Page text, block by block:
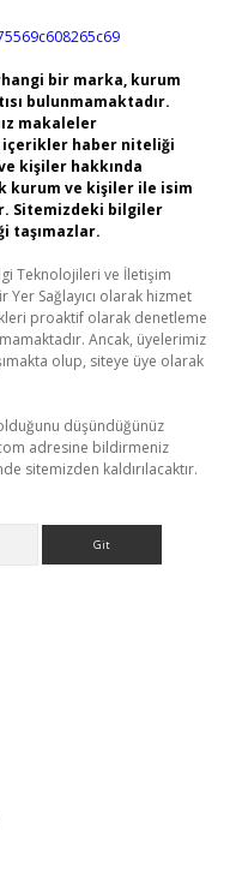
bir marka, kurum
bulunmamaktadır.
makaleler
içerikler haber niteliği
kişiler hakkında
kurum ve kişiler ile isim
Sitemizdeki bilgiler
taşımazlar.
Teknolojileri ve İletişim
Yer Sağlayıcı olarak hizmet
proaktif olarak denetleme
Ancak, üyelerimiz
olup, siteye üye olarak
düşündüğünüz
adresine bildirmeniz
sitemizden kaldırılacaktır.